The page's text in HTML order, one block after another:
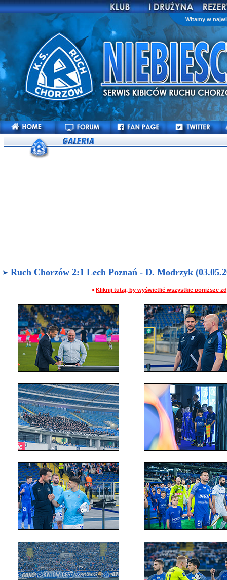
Witamy w
Ruch Chorzów 2:1 Lech Poznań - D. Modrzyk
» Kliknij tutaj, by wyświetlić wszystkie poniższe